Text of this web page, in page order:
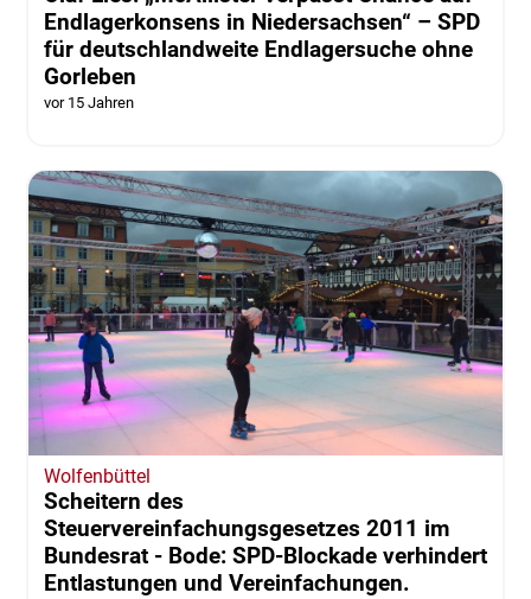
Endlagerkonsens in Niedersachsen“ – SPD
für deutschlandweite Endlagersuche ohne
Gorleben
vor 15 Jahren
Wolfenbüttel
Scheitern des
Steuervereinfachungsgesetzes 2011 im
Bundesrat - Bode: SPD-Blockade verhindert
Entlastungen und Vereinfachungen.